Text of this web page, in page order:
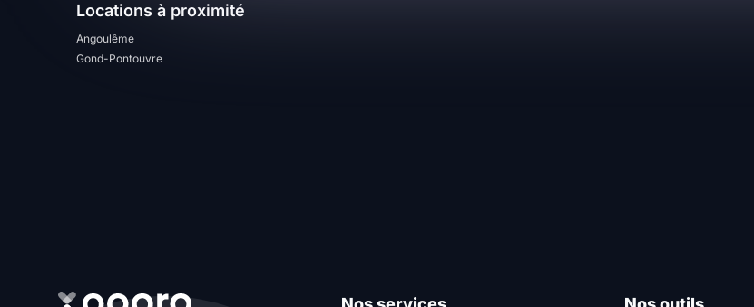
T11 T12
T14
Nombre de chambres
Locations à proximité
Angoulême
Gond-Pontouvre